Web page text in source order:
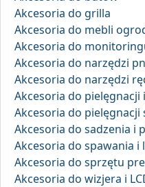
Akcesoria do grilla
Akcesoria do mebli
Akcesoria do
Akcesoria do narzędzi
Akcesoria do narzędzi
Akcesoria do pielęgnacji
Akcesoria do pielęgnacji
Akcesoria do sadzenia i
Akcesoria do spawania i
Akcesoria do sprzętu
Akcesoria do wizjera i